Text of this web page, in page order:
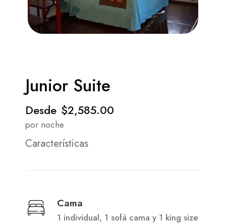
Junior Suite
Desde $2,585.00
por noche
Características
Cama
1 individual, 1 sofá cama y 1 king size